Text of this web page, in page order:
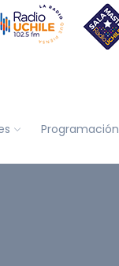
Programación